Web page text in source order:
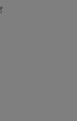
weil neue Version